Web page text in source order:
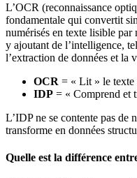
L’OCR (reconnaissance
fondamentale qui convertit
numérisés en texte lisible par
y ajoutant de l’intelligence,
l’extraction de données et la
OCR = « Lit » le texte
IDP = « Comprend et
L’IDP ne se contente pas de
transforme en données
Quelle est la différence